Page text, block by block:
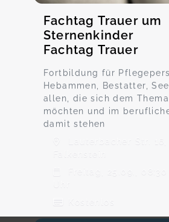
Fachtag Trauer um
Sternenkinder
Fachtag Trauer
Fortbildung für
Hebammen, Bestatter,
allen, die sich dem
möchten und im
damit stehen
Lauterbacher Str. 16,
Falkenstein
Freitag, 25.09., 08:30